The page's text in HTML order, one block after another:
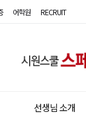
어학원 RECRUIT
선생님 소개